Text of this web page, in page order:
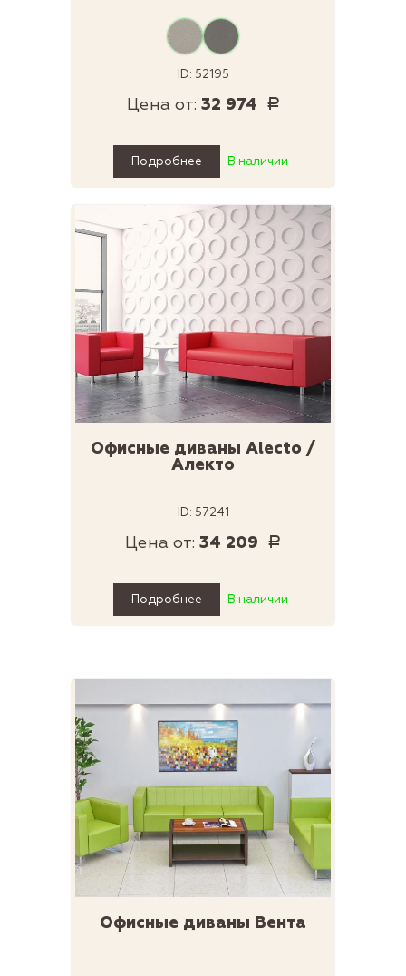
ID: 52195
Цена от: 32 974 Р
Подробнее В наличии
Офисные диваны Alecto /
Алекто
ID: 57241
Цена от: 34 209 Р
Подробнее В наличии
Офисные диваны Вента